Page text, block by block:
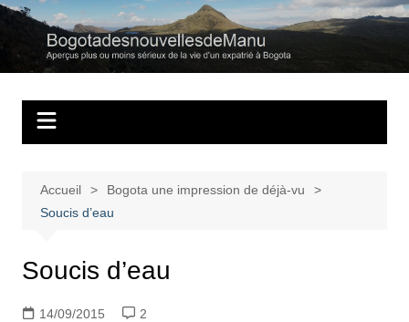
Aller
contenu
Regards personnels sur la vie d’expatrié à Bogota
Accueil
Bogota une impression de déjà-vu
Soucis d’eau
Soucis d’eau
14/09/2015
2